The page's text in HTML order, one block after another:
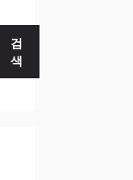
검
색